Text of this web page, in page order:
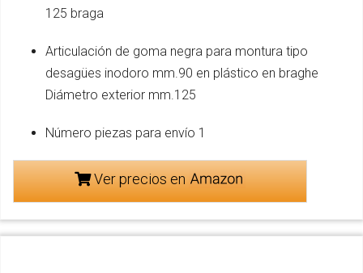
125 braga
Articulación de goma negra para montura tipo
desagües inodoro mm.90 en plástico en braghe
Diámetro exterior mm.125
Número piezas para envío 1
Ver precios en